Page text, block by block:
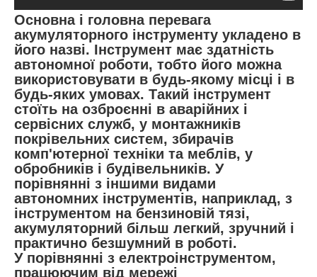
Основна і головна перевага
акумуляторного інструменту укладено в
його назві. Інструмент має здатність
автономної роботи, тобто його можна
використовувати в будь-якому місці і в
будь-яких умовах. Такий інструмент
стоїть на озброєнні в аварійних і
сервісних служб, у монтажників
покрівельних систем, збирачів
комп'ютерної техніки та меблів, у
обробників і будівельників. У
порівнянні з іншими видами
автономних інструментів, наприклад, з
інструментом на бензиновій тязі,
акумуляторний більш легкий, зручний і
практично безшумний в роботі.
У порівнянні з електроінструментом,
працюючим від мережі